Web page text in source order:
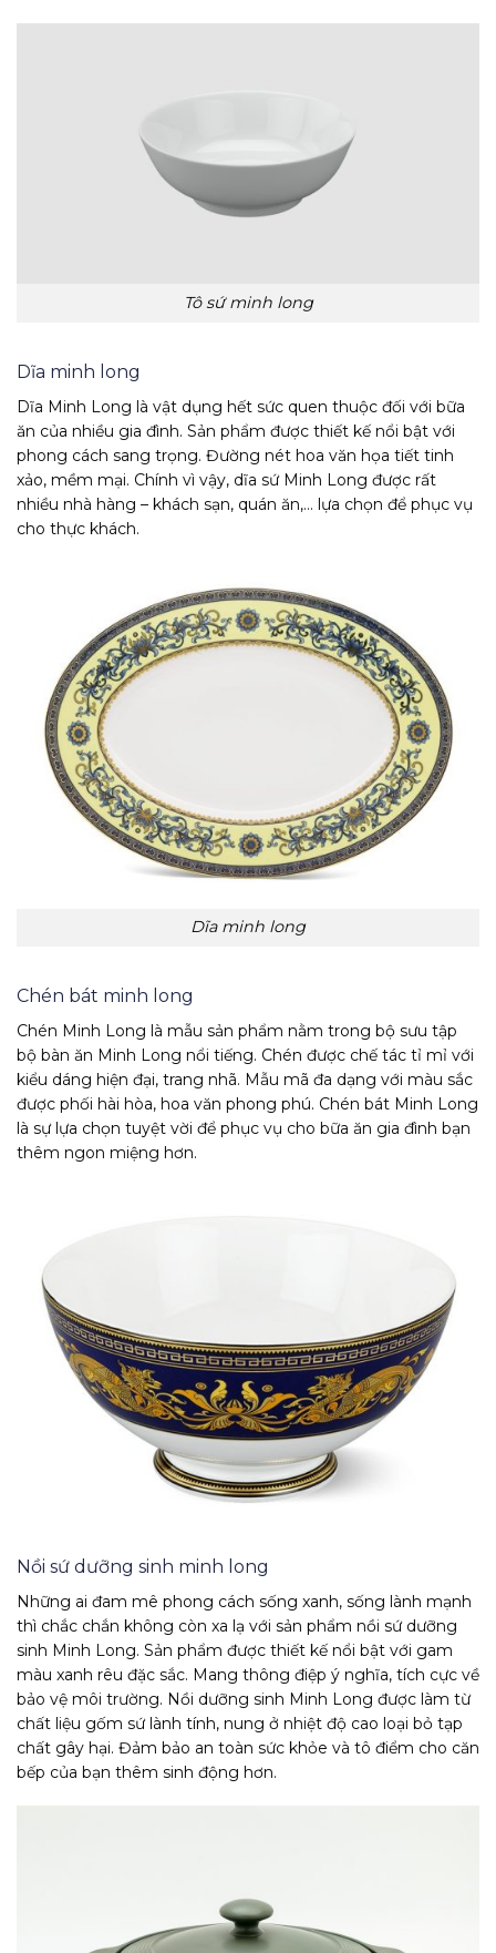
Tô sứ minh long
Dĩa minh long
Dĩa Minh Long là vật dụng hết sức quen thuộc đối với bữa
ăn của nhiều gia đình. Sản phẩm được thiết kế nổi bật với
phong cách sang trọng. Đường nét hoa văn họa tiết tinh
xảo, mềm mại. Chính vì vậy, dĩa sứ Minh Long được rất
nhiều nhà hàng – khách sạn, quán ăn,… lựa chọn để phục vụ
cho thực khách.
Dĩa minh long
Chén bát minh long
Chén Minh Long là mẫu sản phẩm nằm trong bộ sưu tập
bộ bàn ăn Minh Long nổi tiếng. Chén được chế tác tỉ mỉ với
kiểu dáng hiện đại, trang nhã. Mẫu mã đa dạng với màu sắc
được phối hài hòa, hoa văn phong phú. Chén bát Minh Long
là sự lựa chọn tuyệt vời để phục vụ cho bữa ăn gia đình bạn
thêm ngon miệng hơn.
Nồi sứ dưỡng sinh minh long
Những ai đam mê phong cách sống xanh, sống lành mạnh
thì chắc chắn không còn xa lạ với sản phẩm nồi sứ dưỡng
sinh Minh Long. Sản phẩm được thiết kế nổi bật với gam
màu xanh rêu đặc sắc. Mang thông điệp ý nghĩa, tích cực về
bảo vệ môi trường. Nồi dưỡng sinh Minh Long được làm từ
chất liệu gốm sứ lành tính, nung ở nhiệt độ cao loại bỏ tạp
chất gây hại. Đảm bảo an toàn sức khỏe và tô điểm cho căn
bếp của bạn thêm sinh động hơn.